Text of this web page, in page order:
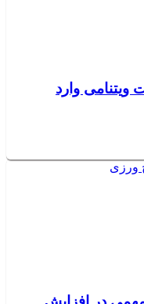
ایرانی با 25 شرکت ویتنامی وارد